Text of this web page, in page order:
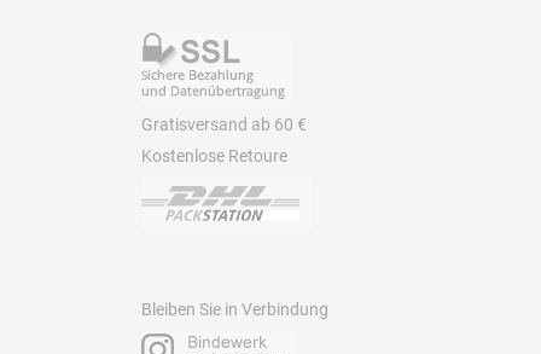
Gratisversand ab 60 €
Kostenlose Retoure
Bleiben Sie in Verbindung